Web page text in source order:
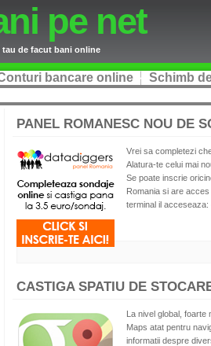
pe net
de facut bani online
bancare online Schimb
PANEL ROMANESC NOU DE
Vrei sa completezi
Alatura-te celui mai
Se poate inscrie
Romania si are
terminal il acceseaza:
CASTIGA SPATIU DE
La nivel global, foarte
Maps atat pentru
informatii despre